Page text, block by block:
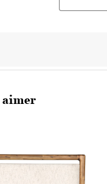
aimer